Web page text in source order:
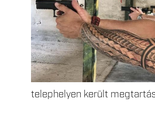
telephelyen került